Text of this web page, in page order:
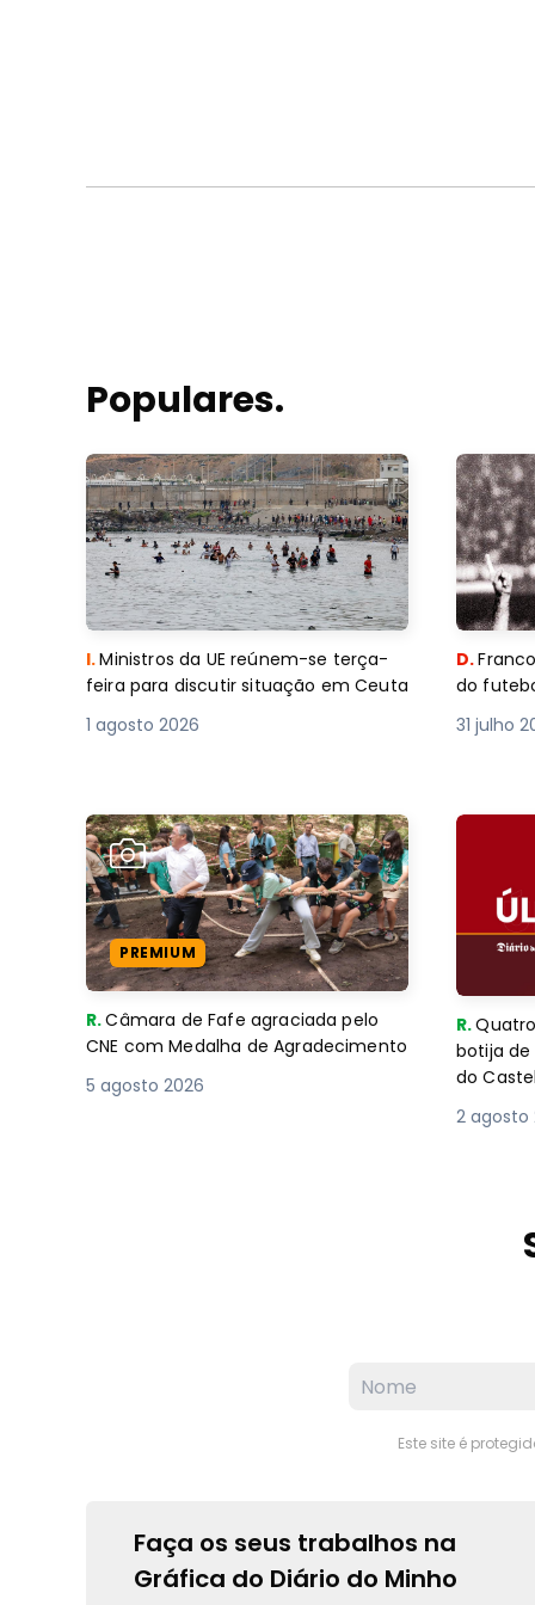
Populares.
I.Ministros da UE reúnem-se terça-
feira para discutir situação em Ceuta
1 agosto 2026
D.
do
31 julho
PREMIUM
R.Câmara de Fafe agraciada pelo
CNE com Medalha de Agradecimento
5 agosto 2026
R.
botija de
do
2 agosto
Este site é
Faça os seus trabalhos na
Gráfica do Diário do Minho